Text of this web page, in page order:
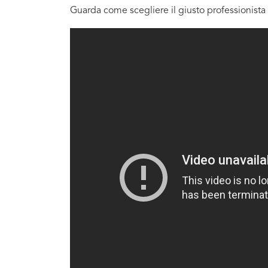
Guarda come scegliere il giusto professionista